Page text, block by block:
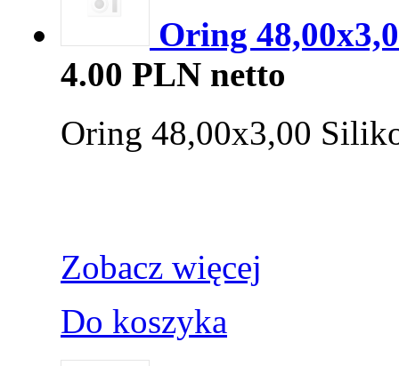
Oring
4.00 PLN netto
Oring 48,00x3,00
Zobacz więcej
Do koszyka